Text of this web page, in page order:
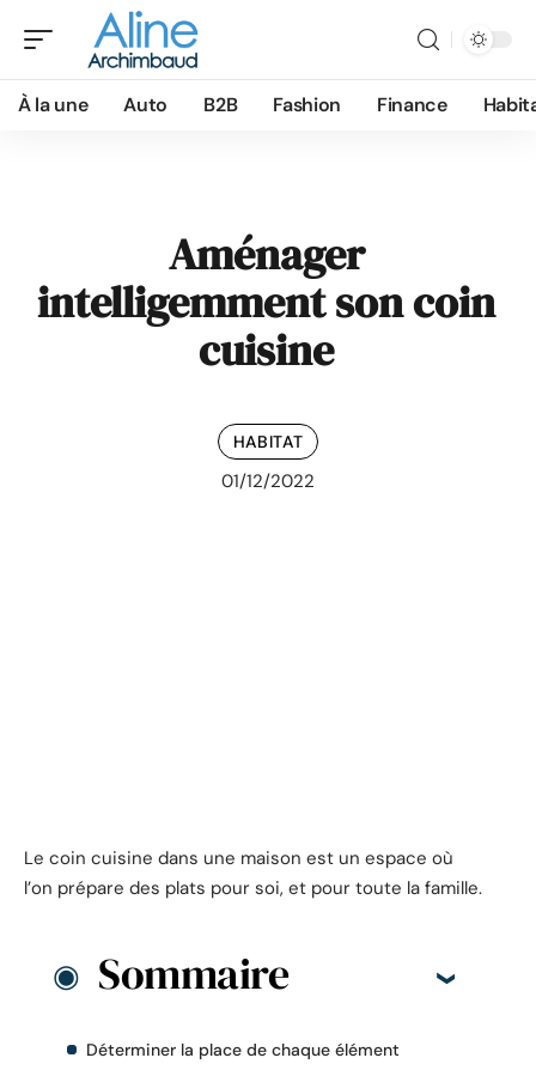
À la une Auto B2B Fashion Finance
Aménager
intelligemment son coin
cuisine
HABITAT
01/12/2022
Le coin cuisine dans une maison est un espace où
l’on prépare des plats pour soi, et pour toute la famille.
Sommaire
Déterminer la place de chaque élément